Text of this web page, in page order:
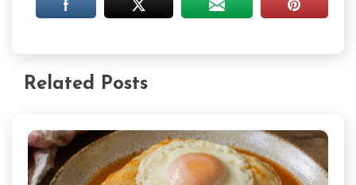
Related Posts